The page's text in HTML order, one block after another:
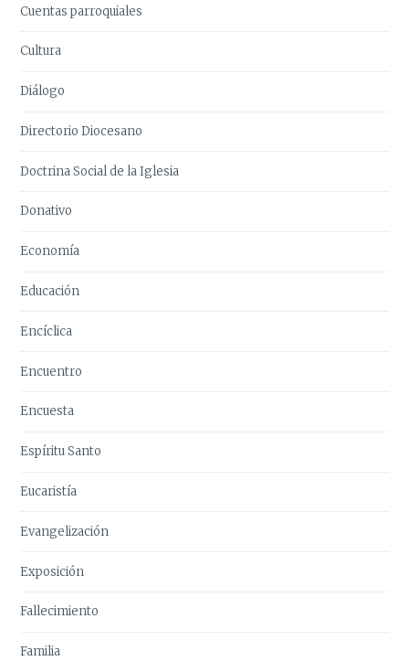
Cuentas parroquiales
Cultura
Diálogo
Directorio Diocesano
Doctrina Social de la Iglesia
Donativo
Economía
Educación
Encíclica
Encuentro
Encuesta
Espíritu Santo
Eucaristía
Evangelización
Exposición
Fallecimiento
Familia